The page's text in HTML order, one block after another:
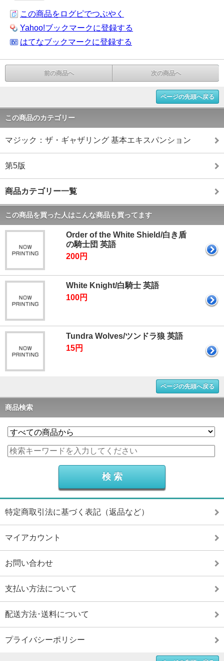
この商品をログピでつぶやく
Yahoo!ブックマークに登録する
はてなブックマークに登録する
前の商品へ 次の商品へ
ページの先頭へ戻る
この商品のカテゴリー
マジック：ザ・ギャザリング 基本エキスパンション
第5版
商品カテゴリー一覧
この商品を買った人はこんな商品も買ってます
Order of the White Shield/白き盾
の騎士団 英語
200円
White Knight/白騎士 英語
100円
Tundra Wolves/ツンドラ狼 英語
15円
ページの先頭へ戻る
商品検索
特定商取引法に基づく表記（返品など）
マイアカウント
お問い合わせ
支払い方法について
配送方法･送料について
プライバシーポリシー